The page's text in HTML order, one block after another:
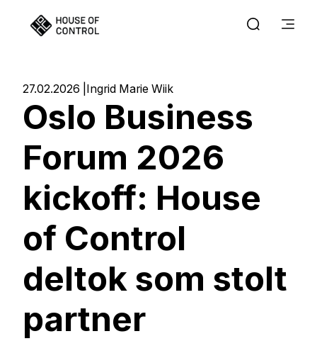
27.02.2026 Ingrid Marie Wiik
Oslo Business
Forum 2026
kickoff: House
of Control
deltok som stolt
partner